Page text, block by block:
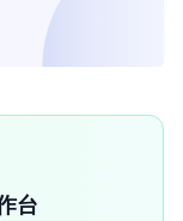
台